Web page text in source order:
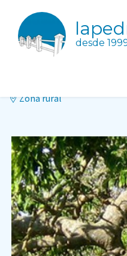
desde
Guardia del
Zona rural